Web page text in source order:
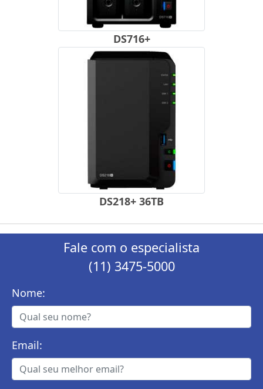
DS716+
DS218+ 36TB
Fale com o especialista
(11) 3475-5000
Nome:
Email: